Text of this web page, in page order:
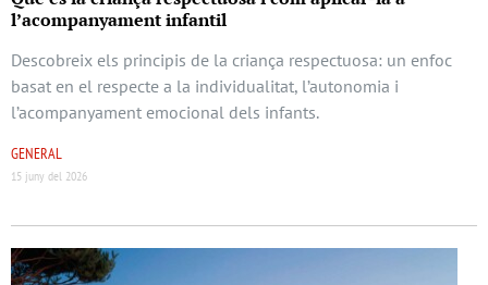
l’acompanyament infantil
Descobreix els principis de la criança respectuosa: un enfoc
basat en el respecte a la individualitat, l’autonomia i
l’acompanyament emocional dels infants.
GENERAL
15 juny del 2026